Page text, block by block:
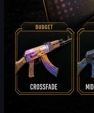
カウンターストライク 2
FalleNが語るFURIA
【CS2スキン事情も